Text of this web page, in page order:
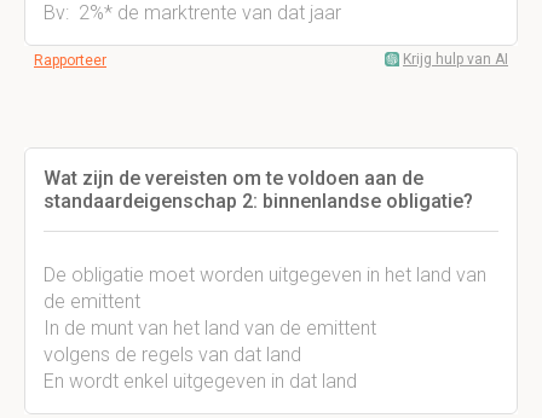
Bv: 2%* de marktrente van dat jaar
Rapporteer Krijg hulp van AI
Wat zijn de vereisten om te voldoen aan de
standaardeigenschap 2: binnenlandse obligatie?
De obligatie moet worden uitgegeven in het land van
de emittent
In de munt van het land van de emittent
volgens de regels van dat land
En wordt enkel uitgegeven in dat land